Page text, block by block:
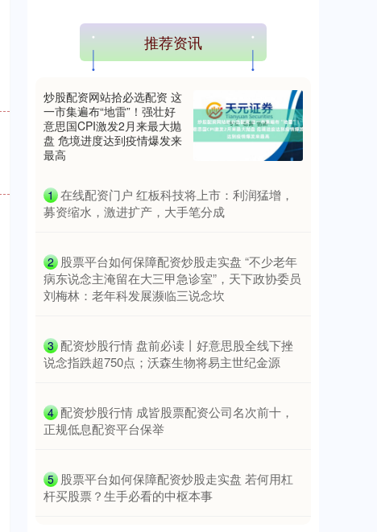
期指IC0 7848.20 +1.75%
上证综指 3928.93 +28.58 +0.73%
推荐资讯
炒股配资网站拾必选配资 这
一市集遍布“地雷”！强壮好
意思国CPI激发2月来最大抛
盘 危境进度达到疫情爆发来
最高
1 ​在线配资门户 红板科技将上市：利润猛增，
募资缩水，激进扩产，大手笔分成
2 ​股票平台如何保障配资炒股走实盘 “不少老年
病东说念主淹留在大三甲急诊室”，天下政协委员
刘梅林：老年科发展濒临三说念坎
3 ​配资炒股行情 盘前必读丨好意思股全线下挫
说念指跌超750点；沃森生物将易主世纪金源
4 ​配资炒股行情 成皆股票配资公司名次前十，
正规低息配资平台保举
5 ​股票平台如何保障配资炒股走实盘 若何用杠
杆买股票？生手必看的中枢本事